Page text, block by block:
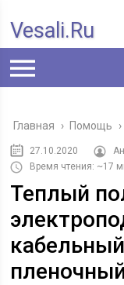
Vesali.ru
Главная › Помощь ›
27.10.2020
Время чтения: ~17
Теплый